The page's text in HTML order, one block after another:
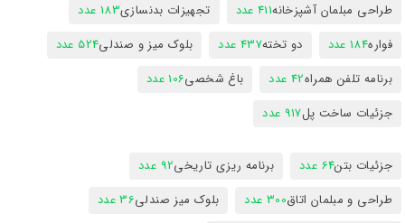
طراحی مبلمان آشپزخانه411 عدد تجهیزات بدنسازی183 عدد
فواره184 عدد دو تخته437 عدد بلوک میز و صندلی524 عدد
برنامه تلفن همراه42 عدد باغ شخصی106 عدد
جزئیات ساخت پل917 عدد
جزئیات بتن64 عدد برنامه ریزی تاریخی92 عدد
طراحی و مبلمان اتاق300 عدد بلوک میز صندلی36 عدد